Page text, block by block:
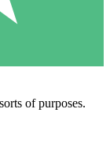
of purposes.